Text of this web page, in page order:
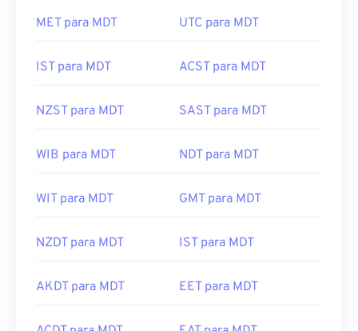
MET para MDT UTC para MDT
IST para MDT ACST para MDT
NZST para MDT SAST para MDT
WIB para MDT NDT para MDT
WIT para MDT GMT para MDT
NZDT para MDT IST para MDT
AKDT para MDT EET para MDT